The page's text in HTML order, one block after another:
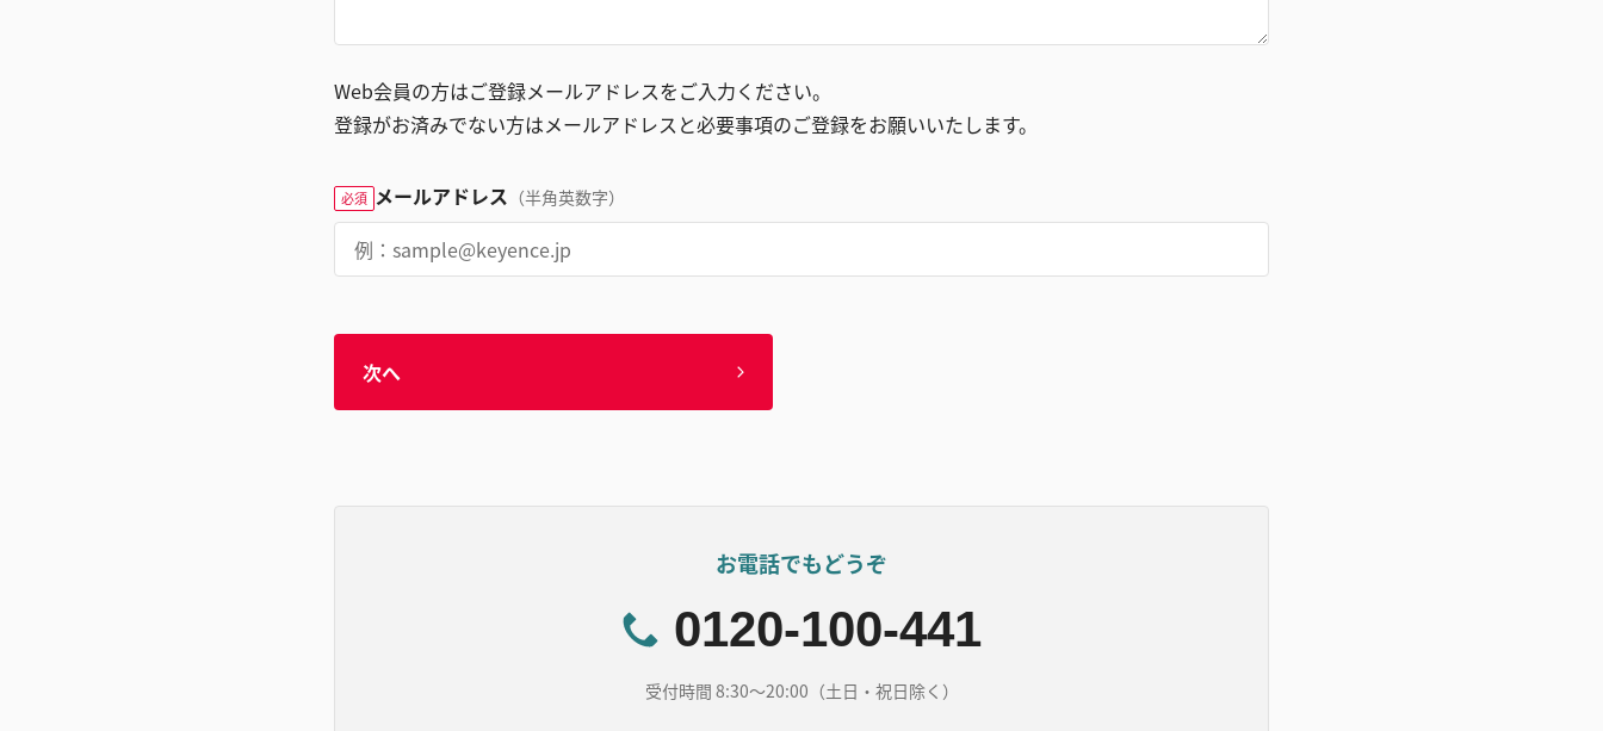
Web会員の方はご登録メールアドレスをご入力ください。
登録がお済みでない方はメールアドレスと必要事項のご登録をお願いいたします。
必須 メールアドレス （半角英数字）
次へ
お電話でもどうぞ
0120-100-441
受付時間 8:30～20:00（土日・祝日除く）